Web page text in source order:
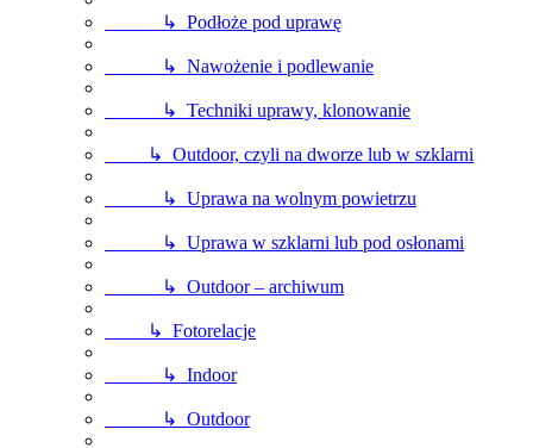
↳ Podłoże pod uprawę
↳ Nawożenie i podlewanie
↳ Techniki uprawy, klonowanie
↳ Outdoor, czyli na dworze lub w szklarni
↳ Uprawa na wolnym powietrzu
↳ Uprawa w szklarni lub pod osłonami
↳ Outdoor – archiwum
↳ Fotorelacje
↳ Indoor
↳ Outdoor